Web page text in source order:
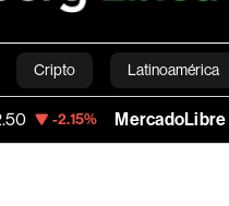
Cripto Latinoamérica
Estilo de vida Mundo
-2.15% MercadoLibre